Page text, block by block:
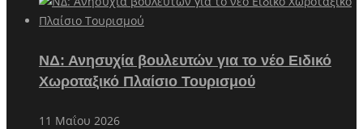
ΝΔ: Ανησυχία βουλευτών για το νέο Ειδικό
Χωροταξικό Πλαίσιο Τουρισμού
11 Μαΐου 2026